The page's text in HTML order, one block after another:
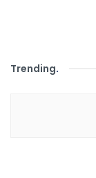
Trending.